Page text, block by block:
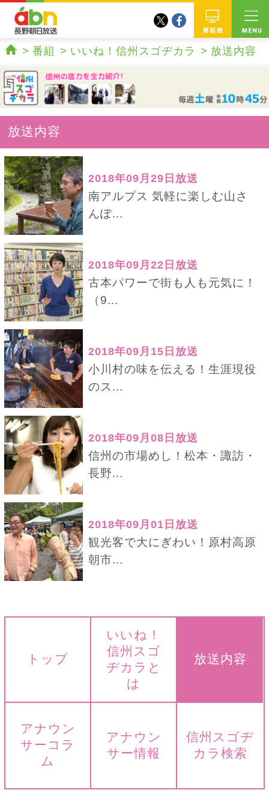
番組
twitterfacebook
番組 いいね！信州スゴヂカラ 放送内容
放送内容
2018年09月29日放送
南アルプス 気軽に楽しむ山さ
んぽ...
2018年09月22日放送
古本パワーで街も人も元気に！
（9...
2018年09月15日放送
小川村の味を伝える！生涯現役
のス...
2018年09月08日放送
信州の市場めし！松本・諏訪・
長野...
2018年09月01日放送
観光客で大にぎわい！原村高原
朝市...
トップ
いいね！
信州スゴ
ヂカラと
は
放送内容
アナウン
サーコラ
ム
アナウン
サー情報
信州スゴヂ
カラ検索